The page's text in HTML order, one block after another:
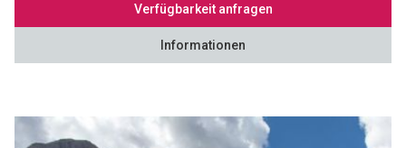
Verfügbarkeit anfragen
Informationen